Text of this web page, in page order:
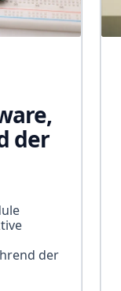
der
der